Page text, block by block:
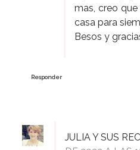
mas, creo
casa para
Besos y
Responder
JULIA Y SUS